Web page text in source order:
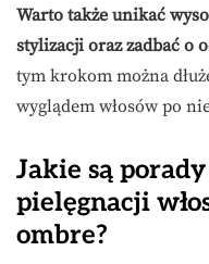
Warto także unikać
stylizacji oraz zadbać o
tym krokom można
wyglądem włosów po
Jakie są
pielęgnacji
ombre?